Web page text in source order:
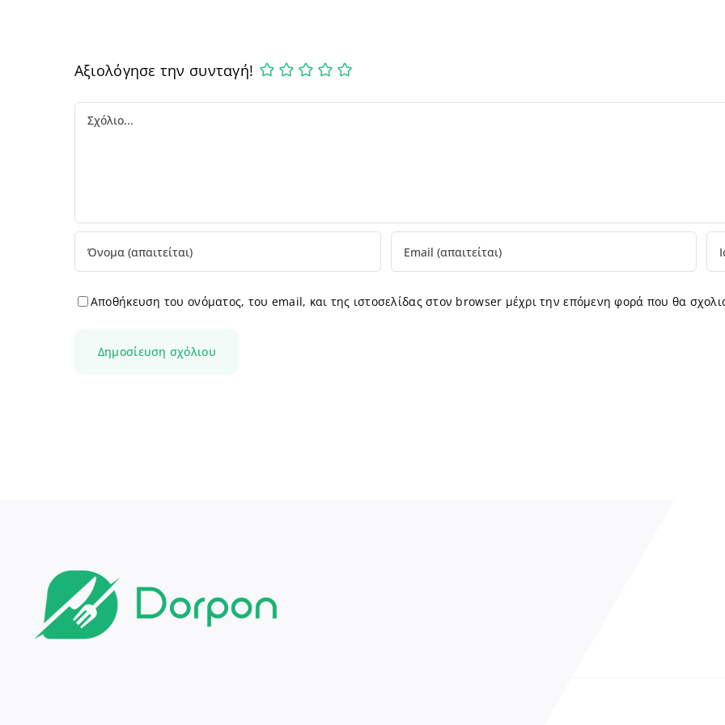
Αξιολόγησε την συνταγή!
Comment
Αποθήκευση του ονόματος, του email, και της ιστοσελίδας στον browser μέχρι την επόμενη φορά που θα